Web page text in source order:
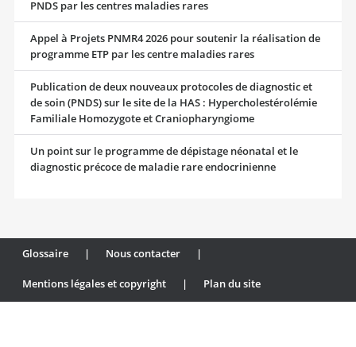
PNDS par les centres maladies rares
Appel à Projets PNMR4 2026 pour soutenir la réalisation de
programme ETP par les centre maladies rares
Publication de deux nouveaux protocoles de diagnostic et
de soin (PNDS) sur le site de la HAS : Hypercholestérolémie
Familiale Homozygote et Craniopharyngiome
Un point sur le programme de dépistage néonatal et le
diagnostic précoce de maladie rare endocrinienne
Glossaire | Nous contacter |
Mentions légales et copyright | Plan du site